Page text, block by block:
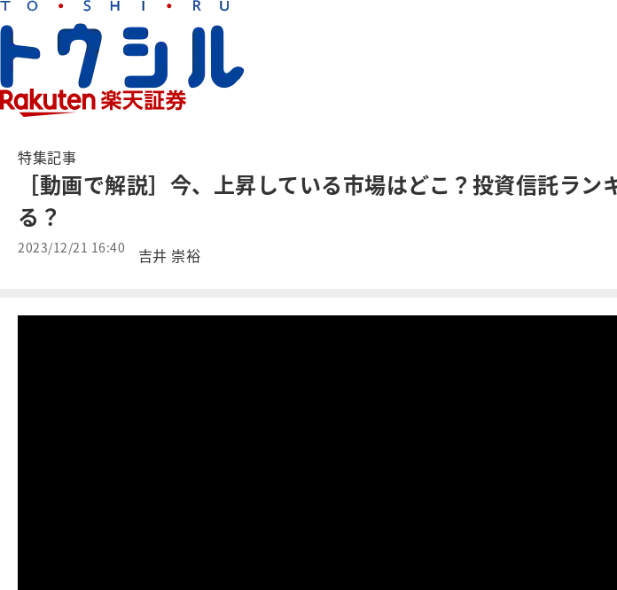
特集記事
［動画で解説］今、上昇している市場はどこ？投資信託ラ
る？
2023/12/21 16:40 吉井 崇裕